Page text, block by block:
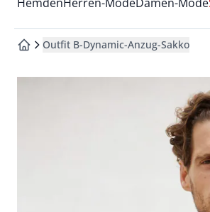
zur Startseite
Outfit B-Dynamic-Anzug-Sakko